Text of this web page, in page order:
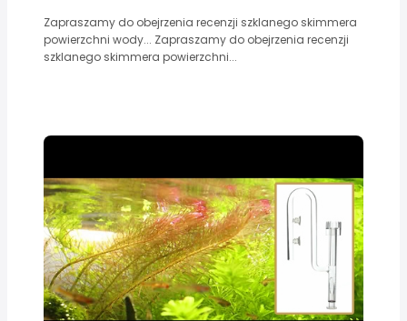
Zapraszamy do obejrzenia recenzji szklanego skimmera
powierzchni wody... Zapraszamy do obejrzenia recenzji
szklanego skimmera powierzchni...